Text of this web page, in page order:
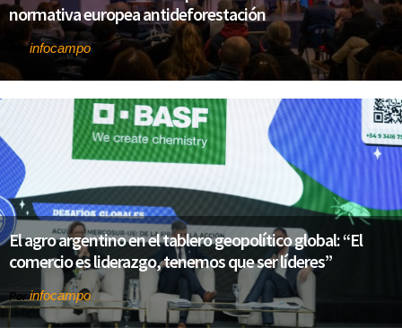
normativa europea antideforestación
Porinfocampo
El agro argentino en el tablero geopolítico global: “El
comercio es liderazgo, tenemos que ser líderes”
Porinfocampo